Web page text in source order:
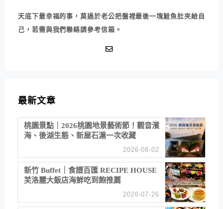
天底下最幸福的事，莫過於老公把盤裡最後一塊鮭魚肚夾給自
己，若需與我們聯絡請參考信箱。
最新文章
桃園景點｜2026桃園地景藝術節！觀音濱
海、後湖生態、新屋石滬一次收藏
2026-08-02
新竹 Buffet｜食譜百匯 RECIPE HOUSE
芙洛麗大飯店海鮮吃到飽推薦
2026-07-26